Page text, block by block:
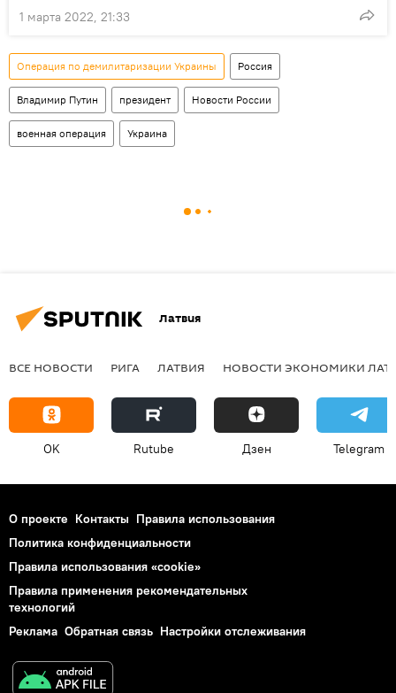
1 марта 2022, 21:33
Операция по демилитаризации Украины Россия
Владимир Путин президент Новости России
военная операция Украина
Латвия
ВСЕ НОВОСТИ РИГА ЛАТВИЯ НОВОСТИ ЭКОНОМИКИ
OK Rutube Дзен Telegram
О проекте Контакты Правила использования
Политика конфиденциальности
Правила использования «cookie»
Правила применения рекомендательных
технологий
Реклама Обратная связь Настройки отслеживания